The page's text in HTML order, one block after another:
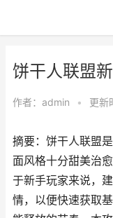
饼干人联盟
作者： admin • 更新
摘要：饼干人联盟
面风格十分甜美治
于新手玩家来说，
情，以便快速获取